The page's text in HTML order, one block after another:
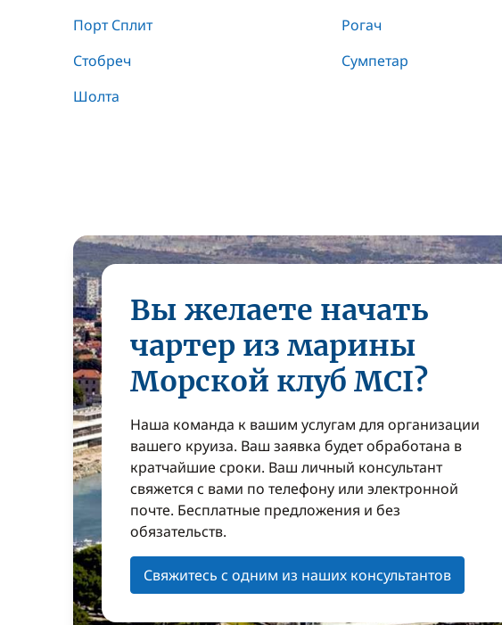
Порт Сплит
Рогач
Стобреч
Сумпетар
Шолта
Вы желаете начать
чартер из марины
Морской клуб MCI?
Наша команда к вашим услугам для организации
вашего круиза. Ваш заявка будет обработана в
кратчайшие сроки. Ваш личный консультант
свяжется с вами по телефону или электронной
почте. Бесплатные предложения и без
обязательств.
Свяжитесь с одним из наших консультантов